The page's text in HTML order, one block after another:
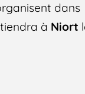
dans
à Niort